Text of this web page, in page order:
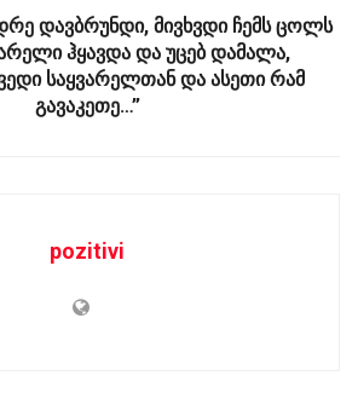
დავბრუნდი, მივხვდი ჩემს ცოლს
ჰყავდა და უცებ დამალა,
საყვარელთან და ასეთი რამ
გავაკეთე…”
pozitivi